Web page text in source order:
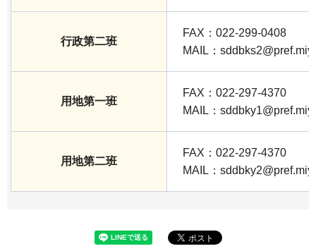
行政第二班
FAX：022-299-0408
MAIL：
用地第一班
FAX：022-297-4370
MAIL：
用地第二班
FAX：022-297-4370
MAIL：